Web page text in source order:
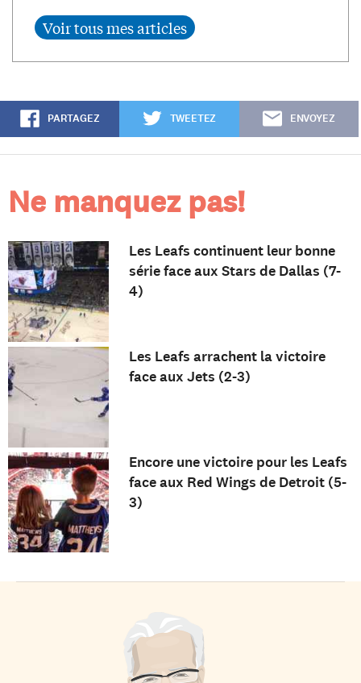
PARTAGEZ TWEETEZ ENVOYEZ
Ne manquez pas!
Les Leafs continuent leur bonne
série face aux Stars de Dallas (7-
4)
Les Leafs arrachent la victoire
face aux Jets (2-3)
Encore une victoire pour les Leafs
face aux Red Wings de Detroit (5-
3)